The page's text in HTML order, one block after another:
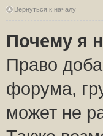
Вернуться к началу
Почему я
Право
форума,
может не